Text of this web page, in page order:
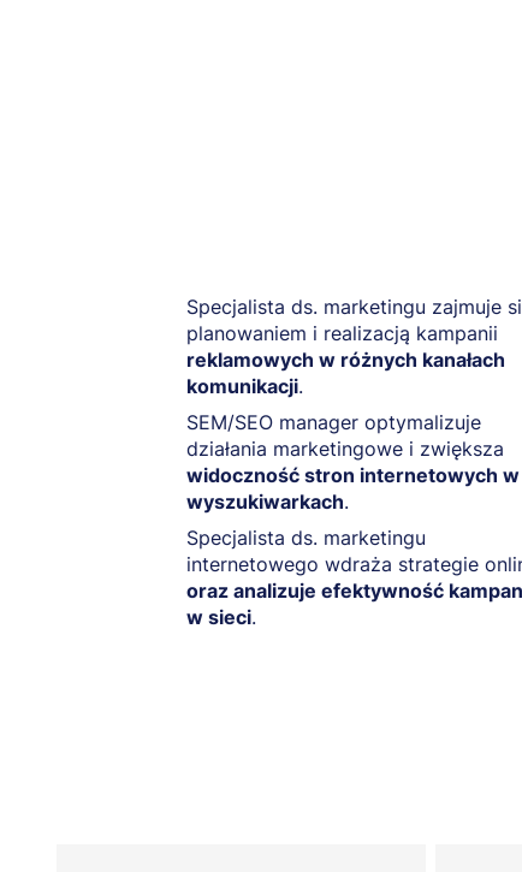
Specjalista ds. marketingu zajmuje
planowaniem i realizacją kampanii
reklamowych w różnych kanałach
komunikacji.
SEM/SEO manager optymalizuje
działania marketingowe i zwiększa
widoczność stron internetowych w
wyszukiwarkach.
Specjalista ds. marketingu
internetowego wdraża strategie
oraz analizuje efektywność
w sieci.